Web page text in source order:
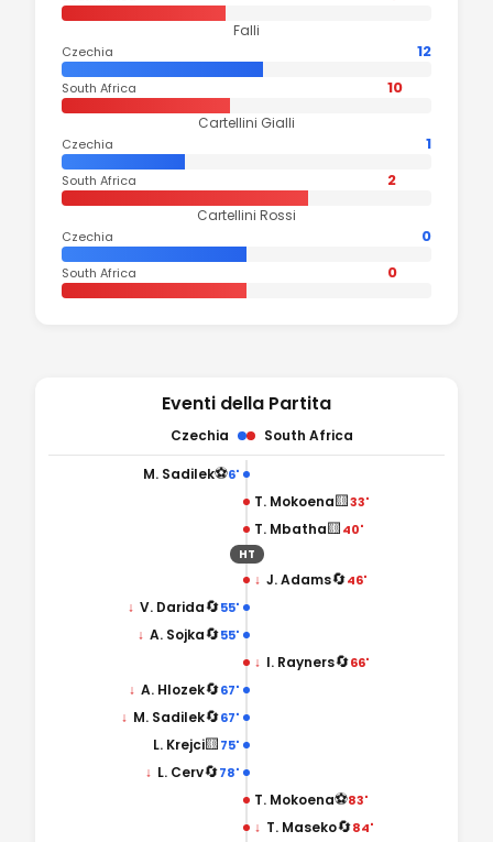
Falli
Czechia 12
South Africa 10
Cartellini Gialli
Czechia 1
South Africa 2
Cartellini Rossi
Czechia 0
South Africa 0
Eventi della Partita
Czechia South Africa
6'
⚽
M. Sadilek
T. Mokoena🟨33'
T. Mbatha🟨40'
HT
↓ J. Adams🔄46'
55'
🔄
↓ V. Darida
55'
🔄
↓ A. Sojka
↓ I. Rayners🔄66'
67'
🔄
↓ A. Hlozek
67'
🔄
↓ M. Sadilek
75'
🟨
L. Krejci
78'
🔄
↓ L. Cerv
T. Mokoena⚽83'
↓ T. Maseko🔄84'